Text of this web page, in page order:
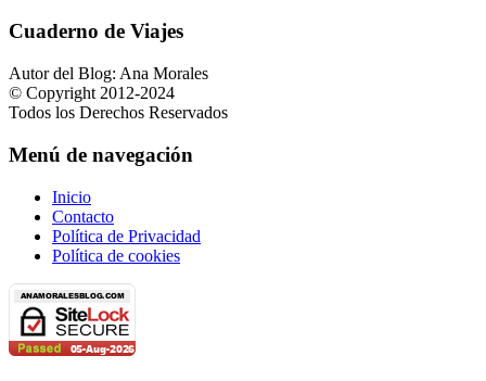
Cuaderno de Viajes
Autor del Blog: Ana Morales
© Copyright 2012-2024
Todos los Derechos Reservados
Menú de navegación
Inicio
Contacto
Política de Privacidad
Política de cookies